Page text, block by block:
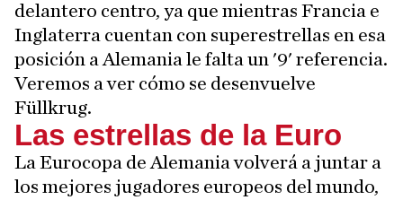
delantero centro, ya que mientras Francia e
Inglaterra cuentan con superestrellas en esa
posición a Alemania le falta un '9' referencia.
Veremos a ver cómo se desenvuelve
Füllkrug.
Las estrellas de la Euro
La Eurocopa de Alemania volverá a juntar a
los mejores jugadores europeos del mundo,